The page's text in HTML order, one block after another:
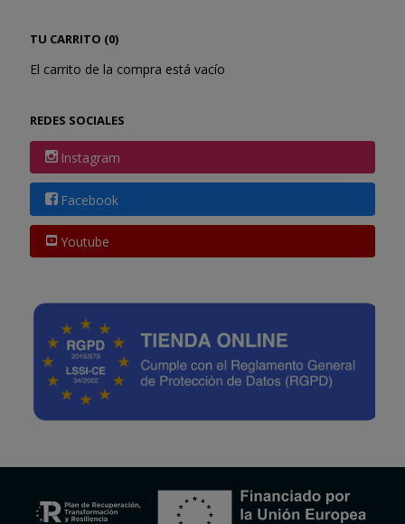
TU CARRITO (0)
El carrito de la compra está vacío
REDES SOCIALES
Instagram
Facebook
Youtube